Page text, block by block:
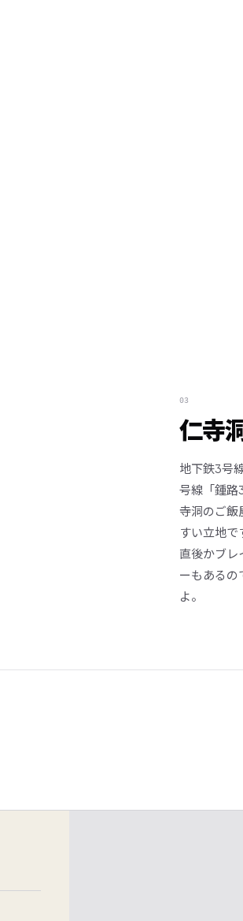
03
仁寺
地下鉄3号
号線「鍾路
寺洞のご飯
すい立地で
直後かブレ
ーもあるの
よ。